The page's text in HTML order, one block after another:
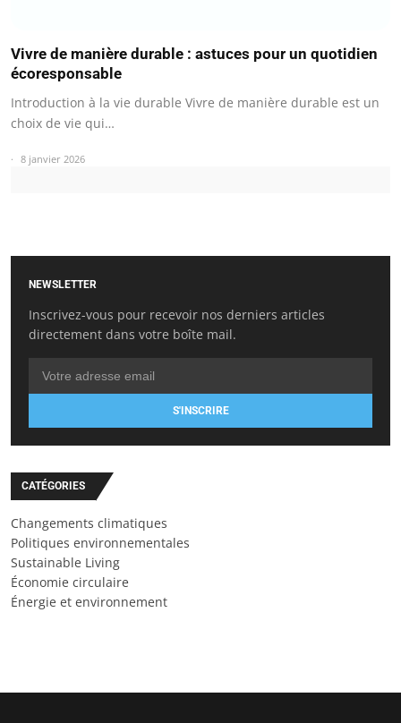
Vivre de manière durable : astuces pour un quotidien
écoresponsable
Introduction à la vie durable Vivre de manière durable est un
choix de vie qui…
8 janvier 2026
NEWSLETTER
Inscrivez-vous pour recevoir nos derniers articles
directement dans votre boîte mail.
S'INSCRIRE
CATÉGORIES
Changements climatiques
Politiques environnementales
Sustainable Living
Économie circulaire
Énergie et environnement